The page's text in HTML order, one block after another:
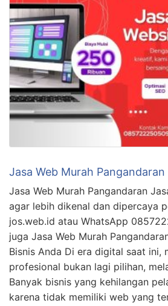
Jasa Web Murah Pangandaran
Jasa Web Murah Pangandaran
agar lebih dikenal dan dipercaya
jos.web.id atau WhatsApp
juga Jasa Web Murah
Bisnis Anda Di era digital saat ini,
profesional bukan lagi pilihan,
Banyak bisnis yang kehilangan
karena tidak memiliki web yang